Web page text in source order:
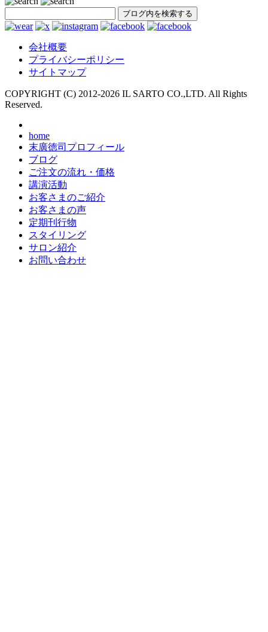
SEARCH
会社概要
プライバシーポリシー
サイトマップ
COPYRIGHT (C) 2012-2026 IL SARTO CO.,LTD. All Rights
Reserved.
home
末廣徳司プロフィール
ブログ
ご注文の流れ・価格
講演活動
お客さまのご紹介
お客さまの声
定期刊行物
スタイリング
サロン紹介
お問い合わせ